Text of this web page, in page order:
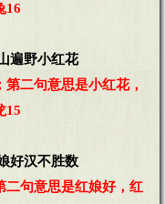
16
遍野小红花
二句意思是小红花，
15
好汉不胜数
二句意思是红娘好，红